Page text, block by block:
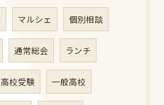
マルシェ 個別相談
通常総会 ランチ
高校受験 一般高校